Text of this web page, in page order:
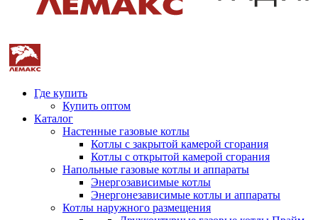
Где купить
Купить оптом
Каталог
Настенные газовые котлы
Котлы с закрытой камерой сгорания
Котлы с открытой камерой сгорания
Напольные газовые котлы и аппараты
Энергозависимые котлы
Энергонезависимые котлы и аппараты
Котлы наружного размещения